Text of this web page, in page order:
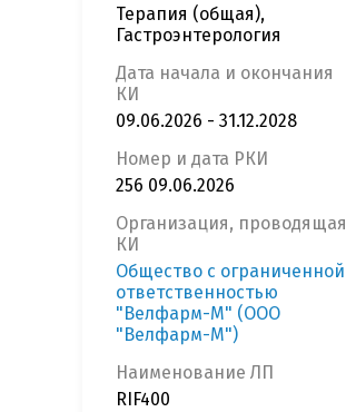
Терапия (общая),
Гастроэнтерология
Дата начала и окончания
КИ
09.06.2026 - 31.12.2028
Номер и дата РКИ
256 09.06.2026
Организация, проводящая
КИ
Общество с ограниченной
ответственностью
"Велфарм-М" (ООО
"Велфарм-М")
Наименование ЛП
RIF400